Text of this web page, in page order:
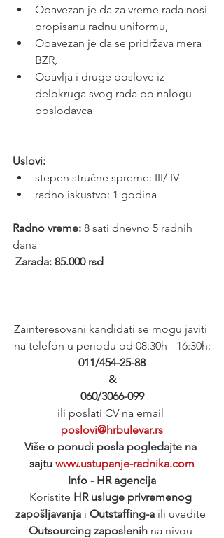
Obavezan je da za vreme rada nosi
propisanu radnu uniformu,
Obavezan je da se pridržava mera
BZR,
Obavlja i druge poslove iz
delokruga svog rada po nalogu
poslodavca
Uslovi:
stepen stručne spreme: III/ IV
radno iskustvo: 1 godina
Radno vreme: 8 sati dnevno 5 radnih
dana
Zarada: 85.000 rsd
Zainteresovani kandidati se mogu javiti
na telefon u periodu od 08:30h - 16:30h:
011/454-25-88
&
060/3066-099
ili poslati CV na email
poslovi@hrbulevar.rs
Više o ponudi posla pogledajte na
sajtu www.ustupanje-radnika.com
Info - HR agencija
Koristite HR usluge privremenog
zapošljavanja i Outstaffing-a ili uvedite
Outsourcing zaposlenih na nivou